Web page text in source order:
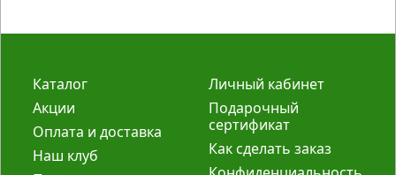
Каталог
Акции
Оплата и доставка
Наш клуб
Личный кабинет
Подарочный
сертификат
Как сделать заказ